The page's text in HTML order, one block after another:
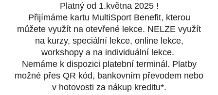
Platný od 1.května 2025 !
Přijímáme kartu MultiSport Benefit, kterou
můžete využít na otevřené lekce. NELZE využít
na kurzy, speciální lekce, online lekce,
workshopy a na individuální lekce.
Nemáme k dispozici platební terminál. Platby
možné přes QR kód, bankovním převodem nebo
v hotovosti za nákup kreditu*.